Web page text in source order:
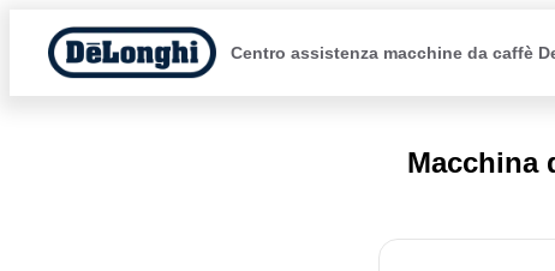
Centro assistenza macchine da caffè
Macchina